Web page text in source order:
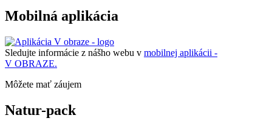
Mobilná aplikácia
Sledujte informácie z nášho webu v mobilnej aplikácii -
V OBRAZE.
Môžete mať záujem
Natur-pack